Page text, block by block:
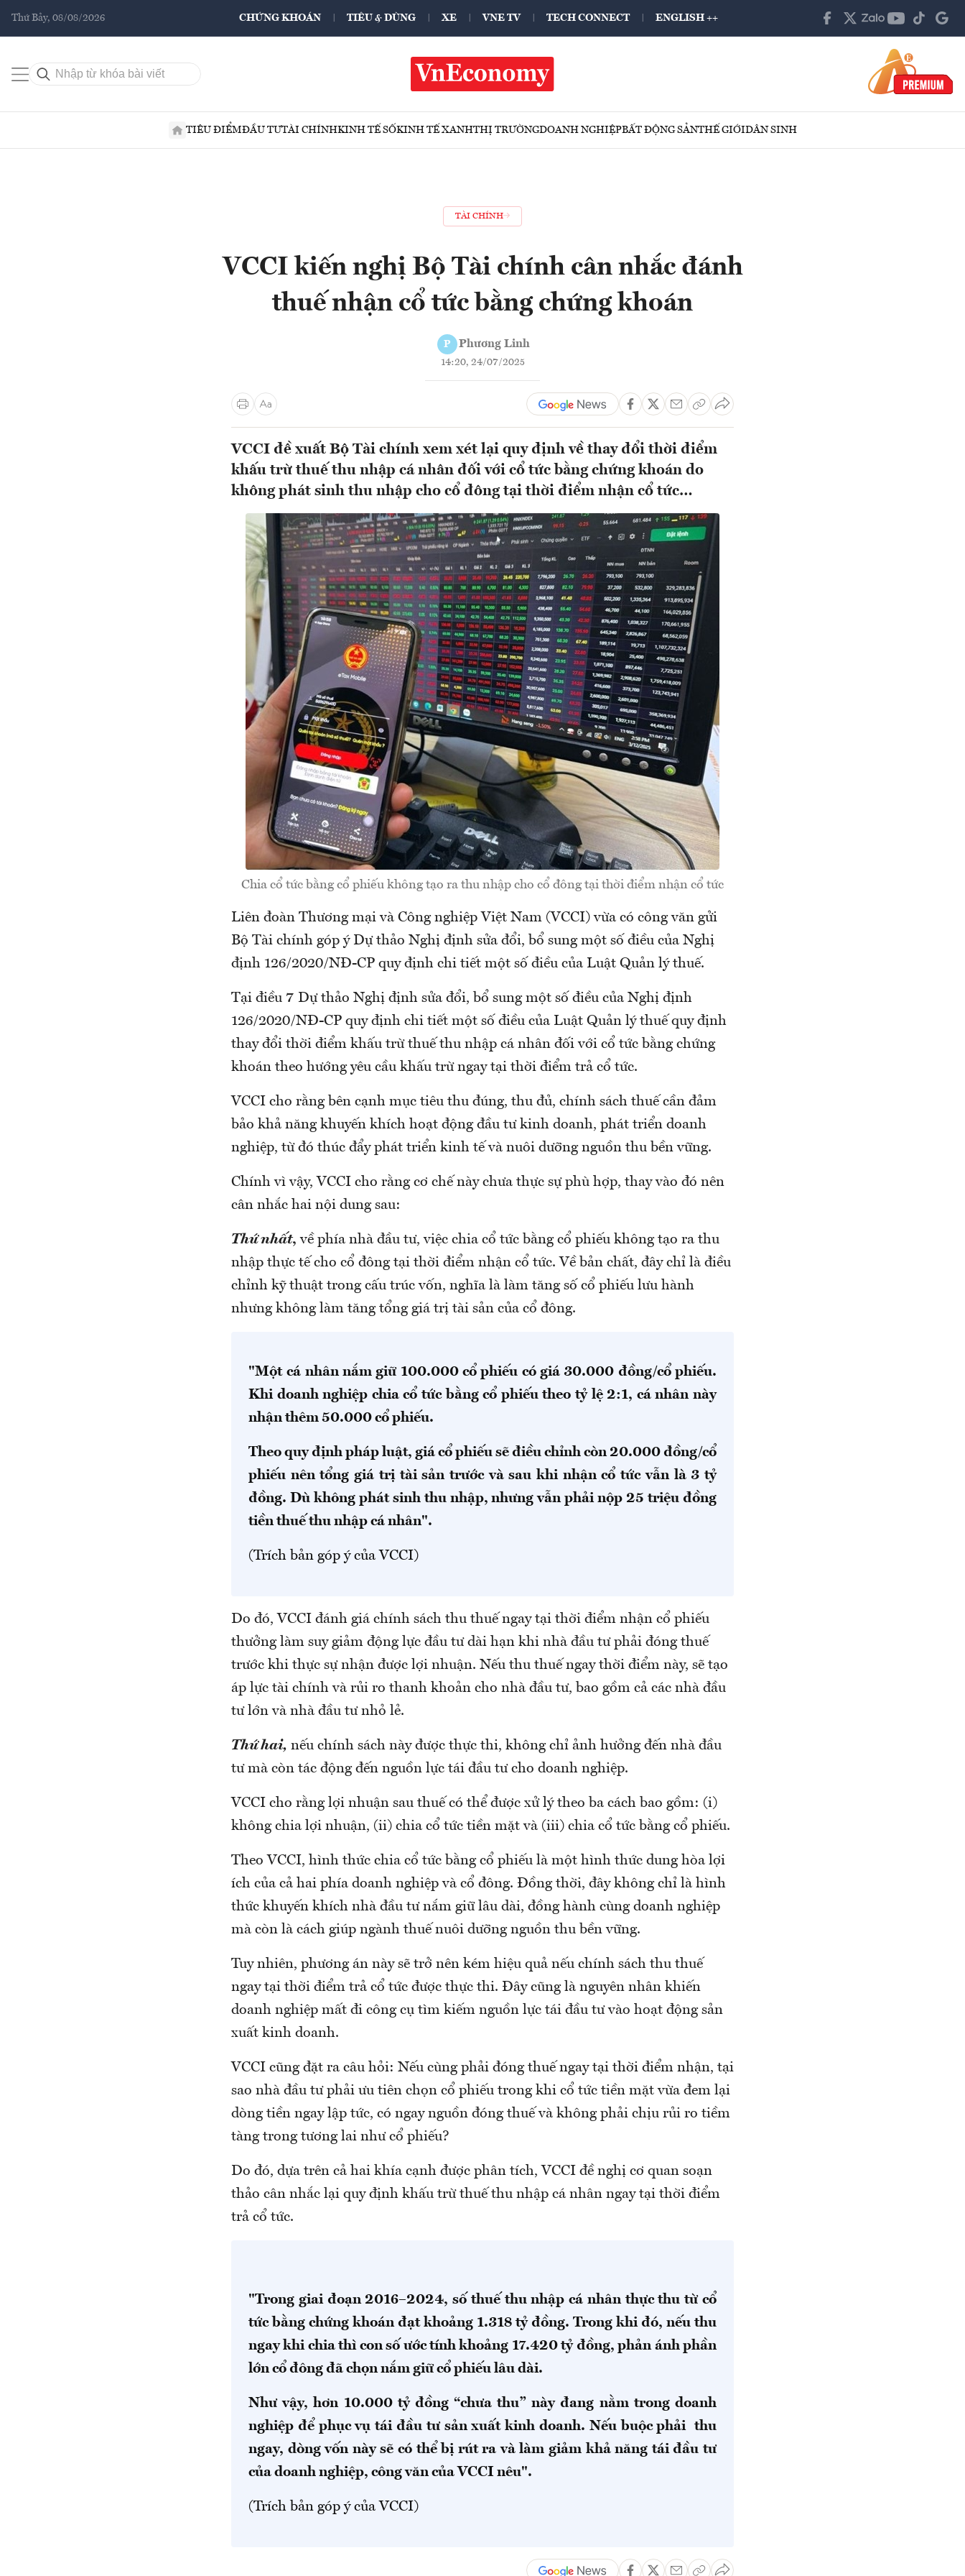
Thứ Bảy, 08/08/2026 CHỨNG KHOÁN TIÊU & DÙNG XE VNE TV TECH CONNECT ENGLISH ++
TIÊU ĐIỂMĐẦU TƯTÀI CHÍNHKINH TẾ SỐKINH TẾ XANHTHỊ TRƯỜNGDOANH NGHIỆPBẤT ĐỘNG SẢNTHẾ GIỚIDÂN SINH
TÀI CHÍNH
VCCI kiến nghị Bộ Tài chính cân nhắc đánh
thuế nhận cổ tức bằng chứng khoán
P Phương Linh
14:20, 24/07/2025
VCCI đề xuất Bộ Tài chính xem xét lại quy định về thay đổi thời điểm
khấu trừ thuế thu nhập cá nhân đối với cổ tức bằng chứng khoán do
không phát sinh thu nhập cho cổ đông tại thời điểm nhận cổ tức…
Chia cổ tức bằng cổ phiếu không tạo ra thu nhập cho cổ đông tại thời điểm nhận cổ tức
Liên đoàn Thương mại và Công nghiệp Việt Nam (VCCI) vừa có công văn gửi
Bộ Tài chính góp ý Dự thảo Nghị định sửa đổi, bổ sung một số điều của Nghị
định 126/2020/NĐ-CP quy định chi tiết một số điều của Luật Quản lý thuế.
Tại điều 7 Dự thảo Nghị định sửa đổi, bổ sung một số điều của Nghị định
126/2020/NĐ-CP quy định chi tiết một số điều của Luật Quản lý thuế quy định
thay đổi thời điểm khấu trừ thuế thu nhập cá nhân đối với cổ tức bằng chứng
khoán theo hướng yêu cầu khấu trừ ngay tại thời điểm trả cổ tức.
VCCI cho rằng bên cạnh mục tiêu thu đúng, thu đủ, chính sách thuế cần đảm
bảo khả năng khuyến khích hoạt động đầu tư kinh doanh, phát triển doanh
nghiệp, từ đó thúc đẩy phát triển kinh tế và nuôi dưỡng nguồn thu bền vững.
Chính vì vậy, VCCI cho rằng cơ chế này chưa thực sự phù hợp, thay vào đó nên
cân nhắc hai nội dung sau:
Thứnhất, về phía nhà đầu tư, việc chia cổ tức bằng cổ phiếu không tạo ra thu
nhập thực tế cho cổ đông tại thời điểm nhận cổ tức. Về bản chất, đây chỉ là điều
chỉnh kỹ thuật trong cấu trúc vốn, nghĩa là làm tăng số cổ phiếu lưu hành
nhưng không làm tăng tổng giá trị tài sản của cổ đông.
"Một cá nhân nắm giữ 100.000 cổ phiếu có giá 30.000 đồng/cổ phiếu.
Khi doanh nghiệp chia cổ tức bằng cổ phiếu theo tỷ lệ 2:1, cá nhân này
nhận thêm 50.000 cổ phiếu.
Theo quy định pháp luật, giá cổ phiếu sẽ điều chỉnh còn 20.000 đồng/cổ
phiếu nên tổng giá trị tài sản trước và sau khi nhận cổ tức vẫn là 3 tỷ
đồng. Dù không phát sinh thu nhập, nhưng vẫn phải nộp 25 triệu đồng
tiềnthuế thu nhập cá nhân".
(Trích bản góp ý của VCCI)
Do đó, VCCI đánh giá chính sách thu thuế ngay tại thời điểm nhận cổ phiếu
thưởng làm suy giảm động lực đầu tư dài hạn khi nhà đầu tư phải đóng thuế
trước khi thực sự nhận được lợi nhuận. Nếu thu thuế ngay thời điểm này, sẽ tạo
áp lực tài chính và rủi ro thanh khoản cho nhà đầu tư, bao gồm cả các nhà đầu
tư lớn và nhà đầu tư nhỏ lẻ.
Thứ hai, nếu chính sách này được thực thi, không chỉ ảnh hưởng đến nhà đầu
tư mà còn tác động đến nguồn lực tái đầu tư cho doanh nghiệp.
VCCI cho rằng lợi nhuận sau thuế có thể được xử lý theo ba cách bao gồm: (i)
không chia lợi nhuận, (ii) chia cổ tức tiền mặt và (iii) chia cổ tức bằng cổ phiếu.
Theo VCCI, hình thức chia cổ tức bằng cổ phiếu là một hình thức dung hòa lợi
ích của cả hai phía doanh nghiệp và cổ đông. Đồng thời, đây không chỉ là hình
thức khuyến khích nhà đầu tư nắm giữ lâu dài, đồng hành cùng doanh nghiệp
mà còn là cách giúp ngành thuế nuôi dưỡng nguồn thu bền vững.
Tuy nhiên, phương án này sẽ trở nên kém hiệu quả nếu chính sách thu thuế
ngay tại thời điểm trả cổ tức được thực thi. Đây cũng là nguyên nhân khiến
doanh nghiệp mất đi công cụ tìm kiếm nguồn lực tái đầu tư vào hoạt động sản
xuất kinh doanh.
VCCI cũng đặt ra câu hỏi: Nếu cùng phải đóng thuế ngay tại thời điểm nhận, tại
sao nhà đầu tư phải ưu tiên chọn cổ phiếu trong khi cổ tức tiền mặt vừa đem lại
dòng tiền ngay lập tức, có ngay nguồn đóng thuế và không phải chịu rủi ro tiềm
tàng trong tương lai như cổ phiếu?
Do đó, dựa trên cả hai khía cạnh được phân tích, VCCI đề nghị cơ quan soạn
thảo cân nhắc lại quy định khấu trừ thuế thu nhập cá nhân ngay tại thời điểm
trả cổ tức.
"Trong giai đoạn 2016–2024, số thuế thu nhập cá nhân thực thu từ cổ
tức bằng chứng khoán đạt khoảng 1.318 tỷ đồng. Trong khi đó, nếu thu
ngay khi chia thì con số ước tính khoảng 17.420 tỷ đồng, phản ánh phần
lớn cổ đông đã chọn nắm giữ cổ phiếu lâu dài.
Như vậy, hơn 10.000 tỷ đồng “chưa thu” này đang nằm trong doanh
nghiệp để phục vụ tái đầu tư sản xuất kinh doanh. Nếu buộc phải thu
ngay, dòng vốn này sẽ có thể bị rút ra và làm giảm khả năng tái đầu tư
của doanh nghiệp, công văn của VCCI nêu".
(Trích bản góp ý của VCCI)